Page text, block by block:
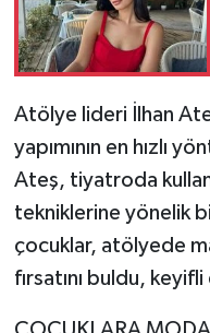
Atölye lideri İlhan
yapımının en hızlı
Ateş, tiyatroda
tekniklerine yönelik
çocuklar, atölyede
fırsatını buldu,